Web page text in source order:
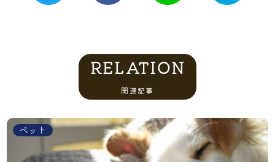
RELATION
関連記事
ペット